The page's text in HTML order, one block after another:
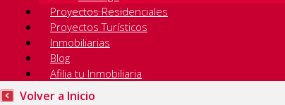
Proyectos Residenciales
Proyectos Turísticos
Inmobiliarias
Blog
Afilia tu Inmobiliaria
Volver a Inicio